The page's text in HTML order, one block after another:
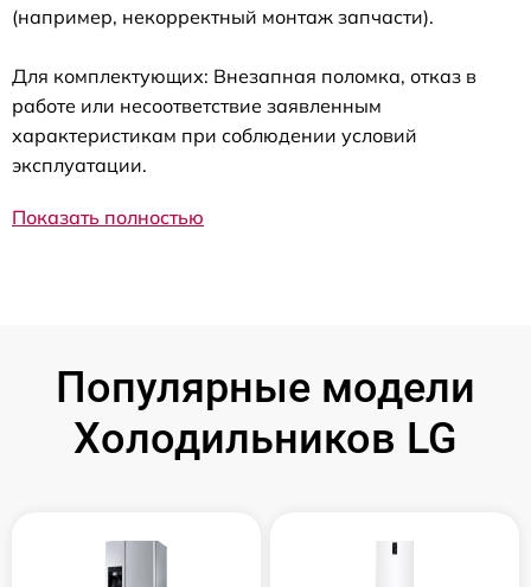
(например, некорректный монтаж запчасти).
Для комплектующих: Внезапная поломка, отказ в
работе или несоответствие заявленным
характеристикам при соблюдении условий
эксплуатации.
Показать полностью
Популярные модели
Холодильников LG